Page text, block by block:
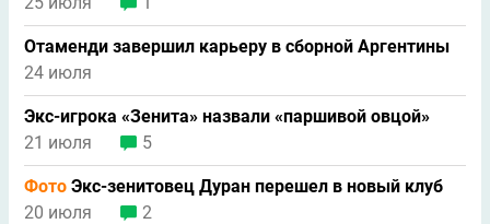
Отаменди завершил карьеру в сборной Аргентины
24 июля
Экс-игрока «Зенита» назвали «паршивой овцой»
21 июля
5
Фото Экс-зенитовец Дуран перешел в новый клуб
20 июля
2